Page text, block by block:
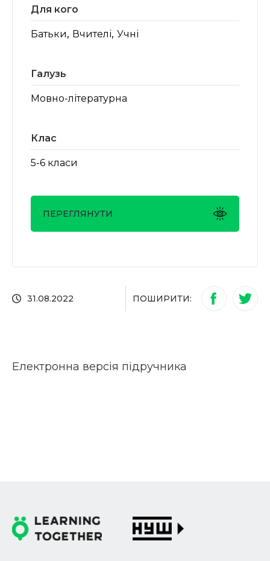
31.08.2022 ПОШИРИТИ:
Електронна версія підручника
Для кого
Батьки, Вчителі, Учні
Галузь
Мовно-літературна
Клас
5-6 класи
ПЕРЕГЛЯНУТИ